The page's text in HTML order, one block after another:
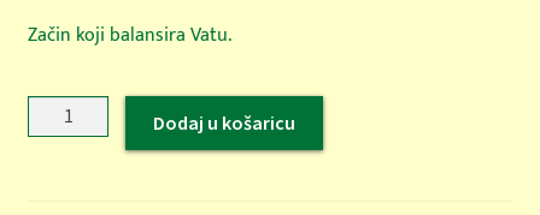
Začin koji balansira Vatu.
Vata
Ćurna
Dodaj u košaricu